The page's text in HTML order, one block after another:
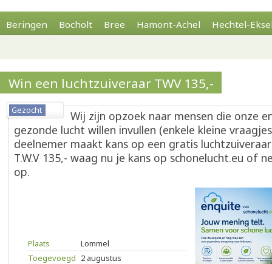
Beringen Bocholt Bree Hamont-Achel Hechtel-
Win een luchtzuiveraar TWV 135,-
Gezocht
Wij zijn opzoek naar mensen die onze
gezonde lucht willen invullen (enkele kleine
deelnemer maakt kans op een gratis
T.W.V 135,- waag nu je kans op schonelucht.eu of
op.
Plaats
Lommel
Toegevoegd 2 augustus